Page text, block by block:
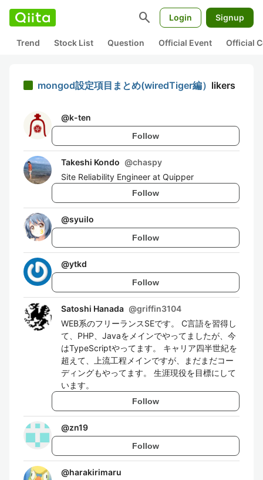
search Login Signup
Trend Stock List Question Official Event Official
mongod設定項目まとめ(wiredTiger編） likers
@k-ten
Follow
Takeshi Kondo @chaspy
Site Reliability Engineer at Quipper
Follow
@syuilo
Follow
@ytkd
Follow
Satoshi Hanada @griffin3104
WEB系のフリーランスSEです。 C言語を習得し
て、PHP、Javaをメインでやってましたが、今
はTypeScriptやってます。 キャリア四半世紀を
超えて、上流工程メインですが、まだまだコー
ディングもやってます。 生涯現役を目標にして
います。
Follow
@zn19
Follow
@harakirimaru